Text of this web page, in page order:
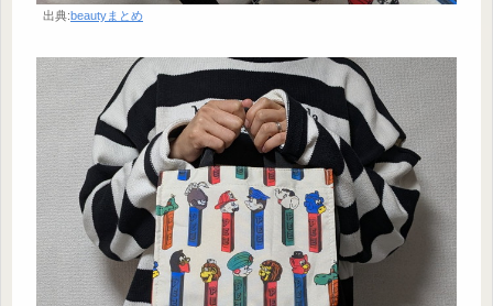
出典:beautyまとめ